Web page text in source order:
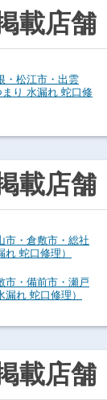
載店舗
・松江市・出雲
り 水漏れ 蛇口修
載店舗
市・倉敷市・総社
蛇口修理）
市・備前市・瀬戸
れ 蛇口修理）
載店舗